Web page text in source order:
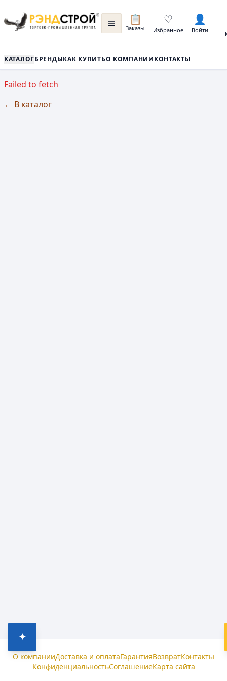
📋
Заказы
♡
Избранное
👤
Войти
КАТАЛОГБРЕНДЫКАК КУПИТЬО КОМПАНИИКОНТАКТЫ
Failed to fetch
← В каталог
✦
О компанииДоставка и оплатаГарантияВозвратКонтакты
КонфиденциальностьСоглашениеКарта сайта